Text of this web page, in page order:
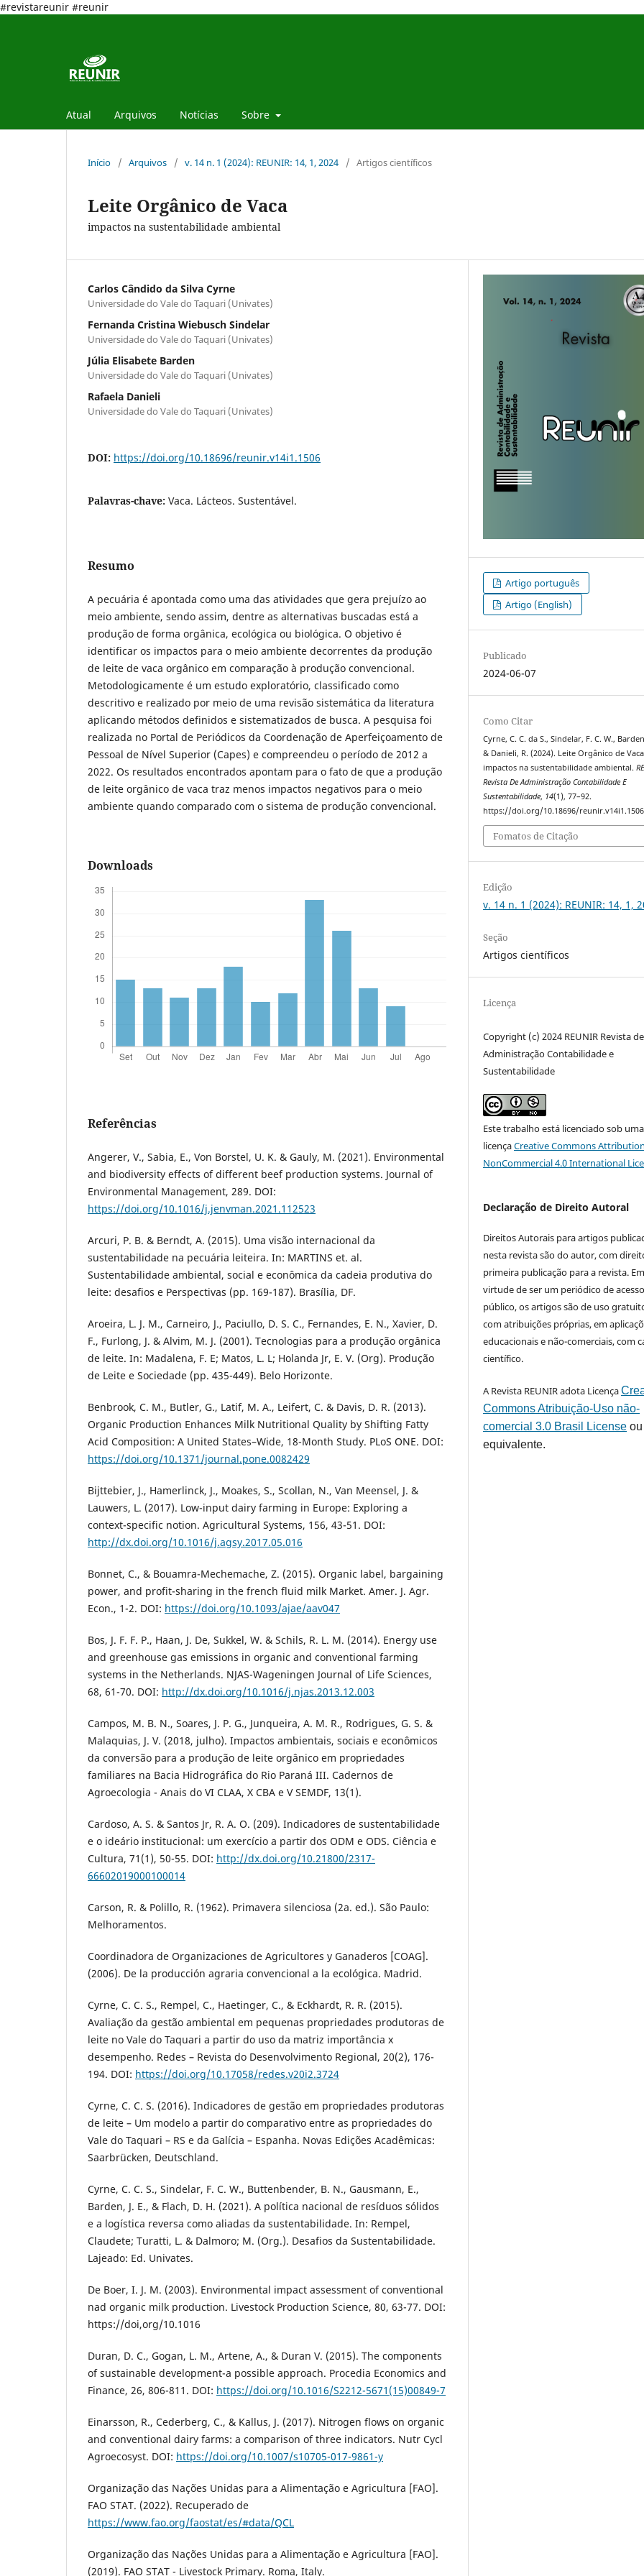
#revistareunir #reunir
Atual Arquivos Notícias Sobre
Início / Arquivos / v. 14 n. 1 (2024): REUNIR: 14, 1, 2024 / Artigos científicos
Leite Orgânico de Vaca
impactos na sustentabilidade ambiental
Carlos Cândido da Silva Cyrne
Universidade do Vale do Taquari (Univates)
Fernanda Cristina Wiebusch Sindelar
Universidade do Vale do Taquari (Univates)
Júlia Elisabete Barden
Universidade do Vale do Taquari (Univates)
Rafaela Danieli
Universidade do Vale do Taquari (Univates)
DOI: https://doi.org/10.18696/reunir.v14i1.1506
Palavras-chave: Vaca. Lácteos. Sustentável.
Resumo
A pecuária é apontada como uma das atividades que gera prejuízo ao
meio ambiente, sendo assim, dentre as alternativas buscadas está a
produção de forma orgânica, ecológica ou biológica. O objetivo é
identificar os impactos para o meio ambiente decorrentes da produção
de leite de vaca orgânico em comparação à produção convencional.
Metodologicamente é um estudo exploratório, classificado como
descritivo e realizado por meio de uma revisão sistemática da literatura
aplicando métodos definidos e sistematizados de busca. A pesquisa foi
realizada no Portal de Periódicos da Coordenação de Aperfeiçoamento de
Pessoal de Nível Superior (Capes) e compreendeu o período de 2012 a
2022. Os resultados encontrados apontam para o fato de que a produção
de leite orgânico de vaca traz menos impactos negativos para o meio
ambiente quando comparado com o sistema de produção convencional.
Downloads
Referências
Angerer, V., Sabia, E., Von Borstel, U. K. & Gauly, M. (2021). Environmental
and biodiversity effects of different beef production systems. Journal of
Environmental Management, 289. DOI:
https://doi.org/10.1016/j.jenvman.2021.112523
Arcuri, P. B. & Berndt, A. (2015). Uma visão internacional da
sustentabilidade na pecuária leiteira. In: MARTINS et. al.
Sustentabilidade ambiental, social e econômica da cadeia produtiva do
leite: desafios e Perspectivas (pp. 169-187). Brasília, DF.
Aroeira, L. J. M., Carneiro, J., Paciullo, D. S. C., Fernandes, E. N., Xavier, D.
F., Furlong, J. & Alvim, M. J. (2001). Tecnologias para a produção orgânica
de leite. In: Madalena, F. E; Matos, L. L; Holanda Jr, E. V. (Org). Produção
de Leite e Sociedade (pp. 435-449). Belo Horizonte.
Benbrook, C. M., Butler, G., Latif, M. A., Leifert, C. & Davis, D. R. (2013).
Organic Production Enhances Milk Nutritional Quality by Shifting Fatty
Acid Composition: A United States–Wide, 18-Month Study. PLoS ONE. DOI:
https://doi.org/10.1371/journal.pone.0082429
Bijttebier, J., Hamerlinck, J., Moakes, S., Scollan, N., Van Meensel, J. &
Lauwers, L. (2017). Low-input dairy farming in Europe: Exploring a
context-specific notion. Agricultural Systems, 156, 43-51. DOI:
http://dx.doi.org/10.1016/j.agsy.2017.05.016
Bonnet, C., & Bouamra-Mechemache, Z. (2015). Organic label, bargaining
power, and profit-sharing in the french fluid milk Market. Amer. J. Agr.
Econ., 1-2. DOI: https://doi.org/10.1093/ajae/aav047
Bos, J. F. F. P., Haan, J. De, Sukkel, W. & Schils, R. L. M. (2014). Energy use
and greenhouse gas emissions in organic and conventional farming
systems in the Netherlands. NJAS-Wageningen Journal of Life Sciences,
68, 61-70. DOI: http://dx.doi.org/10.1016/j.njas.2013.12.003
Campos, M. B. N., Soares, J. P. G., Junqueira, A. M. R., Rodrigues, G. S. &
Malaquias, J. V. (2018, julho). Impactos ambientais, sociais e econômicos
da conversão para a produção de leite orgânico em propriedades
familiares na Bacia Hidrográfica do Rio Paraná III. Cadernos de
Agroecologia - Anais do VI CLAA, X CBA e V SEMDF, 13(1).
Cardoso, A. S. & Santos Jr, R. A. O. (209). Indicadores de sustentabilidade
e o ideário institucional: um exercício a partir dos ODM e ODS. Ciência e
Cultura, 71(1), 50-55. DOI: http://dx.doi.org/10.21800/2317-
66602019000100014
Carson, R. & Polillo, R. (1962). Primavera silenciosa (2a. ed.). São Paulo:
Melhoramentos.
Coordinadora de Organizaciones de Agricultores y Ganaderos [COAG].
(2006). De la producción agraria convencional a la ecológica. Madrid.
Cyrne, C. C. S., Rempel, C., Haetinger, C., & Eckhardt, R. R. (2015).
Avaliação da gestão ambiental em pequenas propriedades produtoras de
leite no Vale do Taquari a partir do uso da matriz importância x
desempenho. Redes – Revista do Desenvolvimento Regional, 20(2), 176-
194. DOI: https://doi.org/10.17058/redes.v20i2.3724
Cyrne, C. C. S. (2016). Indicadores de gestão em propriedades produtoras
de leite – Um modelo a partir do comparativo entre as propriedades do
Vale do Taquari – RS e da Galícia – Espanha. Novas Edições Acadêmicas:
Saarbrücken, Deutschland.
Cyrne, C. C. S., Sindelar, F. C. W., Buttenbender, B. N., Gausmann, E.,
Barden, J. E., & Flach, D. H. (2021). A política nacional de resíduos sólidos
e a logística reversa como aliadas da sustentabilidade. In: Rempel,
Claudete; Turatti, L. & Dalmoro; M. (Org.). Desafios da Sustentabilidade.
Lajeado: Ed. Univates.
De Boer, I. J. M. (2003). Environmental impact assessment of conventional
nad organic milk production. Livestock Production Science, 80, 63-77. DOI:
https://doi,org/10.1016
Duran, D. C., Gogan, L. M., Artene, A., & Duran V. (2015). The components
of sustainable development-a possible approach. Procedia Economics and
Finance, 26, 806-811. DOI: https://doi.org/10.1016/S2212-5671(15)00849-7
Einarsson, R., Cederberg, C., & Kallus, J. (2017). Nitrogen flows on organic
and conventional dairy farms: a comparison of three indicators. Nutr Cycl
Agroecosyst. DOI: https://doi.org/10.1007/s10705-017-9861-y
Organização das Nações Unidas para a Alimentação e Agricultura [FAO].
FAO STAT. (2022). Recuperado de
https://www.fao.org/faostat/es/#data/QCL
Organização das Nações Unidas para a Alimentação e Agricultura [FAO].
(2019). FAO STAT - Livestock Primary. Roma, Italy.
Artigo português
Artigo (English)
Publicado
2024-06-07
Como Citar
Cyrne, C. C. da S., Sindelar, F. C. W.,
& Danieli, R. (2024). Leite Orgânico de
impactos na sustentabilidade ambiental.
Revista De Administração Contabilidade E
Sustentabilidade, 14(1), 77–92.
https://doi.org/10.18696/reunir.v14i1.1506
Fomatos de Citação
Edição
v. 14 n. 1 (2024): REUNIR: 14, 1,
Seção
Artigos científicos
Licença
Copyright (c) 2024 REUNIR Revista de
Administração Contabilidade e
Sustentabilidade
Este trabalho está licenciado sob uma
licençaCreative Commons
NonCommercial 4.0 International
Declaração de Direito Autoral
Direitos Autorais para artigos
nesta revista são do autor, com
primeira publicação para a revista. Em
virtude de ser um periódico de acesso
público, os artigos são de uso
com atribuições próprias, em
educacionais e não-comerciais, com
científico.
A Revista REUNIR adota Licença
Commons Atribuição-Uso não-
comercial 3.0 Brasil License
equivalente.